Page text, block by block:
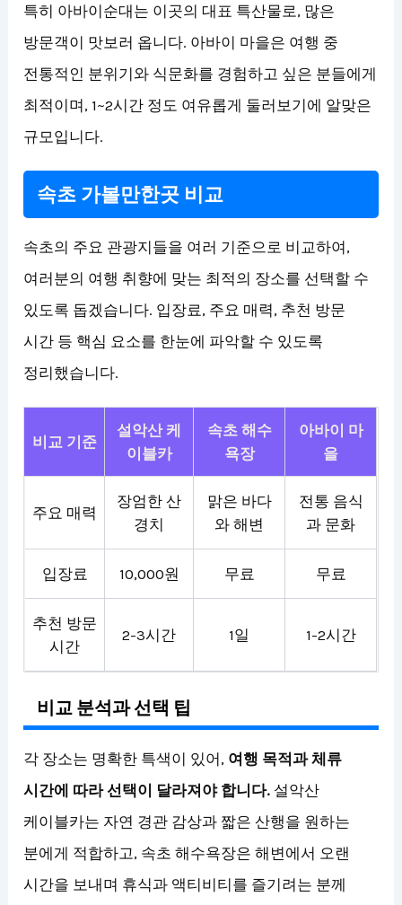
특히 아바이순대는 이곳의 대표 특산물로, 많은
방문객이 맛보러 옵니다. 아바이 마을은 여행 중
전통적인 분위기와 식문화를 경험하고 싶은 분들에게
최적이며, 1~2시간 정도 여유롭게 둘러보기에 알맞은
규모입니다.
속초 가볼만한곳 비교
속초의 주요 관광지들을 여러 기준으로 비교하여,
여러분의 여행 취향에 맞는 최적의 장소를 선택할 수
있도록 돕겠습니다. 입장료, 주요 매력, 추천 방문
시간 등 핵심 요소를 한눈에 파악할 수 있도록
정리했습니다.
비교 기준
설악산 케
이블카
속초 해수
욕장
아바이 마
을
주요 매력
장엄한 산
경치
맑은 바다
와 해변
전통 음식
과 문화
입장료 10,000원 무료 무료
추천 방문
시간
2-3시간 1일 1-2시간
비교 분석과 선택 팁
각 장소는 명확한 특색이 있어, 여행 목적과 체류
시간에 따라 선택이 달라져야 합니다. 설악산
케이블카는 자연 경관 감상과 짧은 산행을 원하는
분에게 적합하고, 속초 해수욕장은 해변에서 오랜
시간을 보내며 휴식과 액티비티를 즐기려는 분께